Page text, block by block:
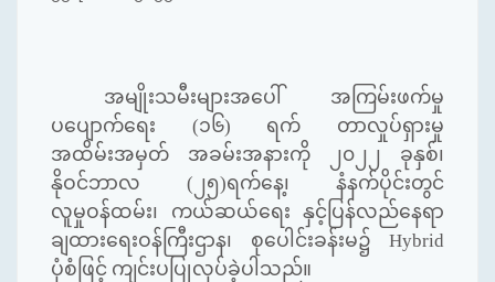
အမျိုးသမီးများအပေါ် အကြမ်းဖက်မှု
ပပျောက်ရေး (၁၆) ရက် တာလှုပ်ရှားမှု
အထိမ်းအမှတ် အခမ်းအနားကို ၂၀၂၂ ခုနှစ်၊
နိုဝင်ဘာလ (၂၅)ရက်နေ့၊ နံနက်ပိုင်းတွင်
လူမှုဝန်ထမ်း၊ ကယ်ဆယ်ရေး နှင့်ပြန်လည်နေရာ
ချထားရေးဝန်ကြီးဌာန၊ စုပေါင်းခန်းမ၌ Hybrid
ပုံစံဖြင့် ကျင်းပပြုလုပ်ခဲ့ပါသည်။